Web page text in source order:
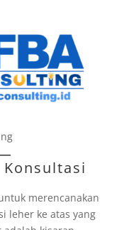
Konsultasi
merencanakan
leher ke atas yang